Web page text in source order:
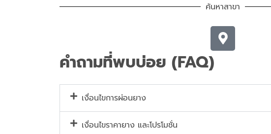
ค้นหาสาขา
คำถามที่พบบ่อย (FAQ)
เงื่อนไขการผ่อนยาง
เงื่อนไขราคายาง และโปรโมชั่น